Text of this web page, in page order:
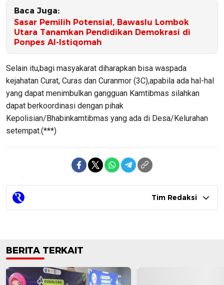
Baca Juga:
Sasar Pemilih Potensial, Bawaslu Lombok
Utara Tanamkan Pendidikan Demokrasi di
Ponpes Al-Istiqomah
Selain itu,bagi masyakarat diharapkan bisa waspada
kejahatan Curat, Curas dan Curanmor (3C),apabila ada hal-hal
yang dapat menimbulkan gangguan Kamtibmas silahkan
dapat berkoordinasi dengan pihak
Kepolisian/Bhabinkamtibmas yang ada di Desa/Kelurahan
setempat.(***)
Tim Redaksi
BERITA TERKAIT